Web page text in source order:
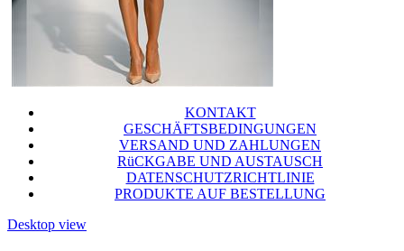
KONTAKT
GESCHÄFTSBEDINGUNGEN
VERSAND UND ZAHLUNGEN
RüCKGABE UND AUSTAUSCH
DATENSCHUTZRICHTLINIE
PRODUKTE AUF BESTELLUNG
Desktop view